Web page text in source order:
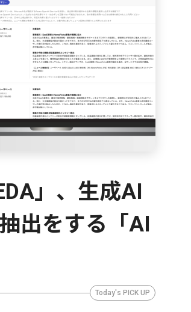
」、生成AI
出をする「AI
Today's PICK UP